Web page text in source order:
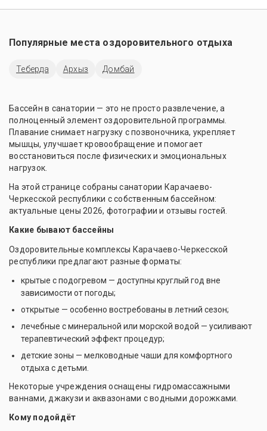
Популярные места оздоровительного отдыха
Теберда Архыз Домбай
Бассейн в санатории — это не просто развлечение, а
полноценный элемент оздоровительной программы.
Плавание снимает нагрузку с позвоночника, укрепляет
мышцы, улучшает кровообращение и помогает
восстановиться после физических и эмоциональных
нагрузок.
На этой странице собраны санатории Карачаево-
Черкесской республики с собственным бассейном:
актуальные цены 2026, фотографии и отзывы гостей.
Какие бывают бассейны
Оздоровительные комплексы Карачаево-Черкесской
республики предлагают разные форматы:
крытые с подогревом — доступны круглый год вне
зависимости от погоды;
открытые — особенно востребованы в летний сезон;
лечебные с минеральной или морской водой — усиливают
терапевтический эффект процедур;
детские зоны — мелководные чаши для комфортного
отдыха с детьми.
Некоторые учреждения оснащены гидромассажными
ваннами, джакузи и аквазонами с водными дорожками.
Кому подойдёт